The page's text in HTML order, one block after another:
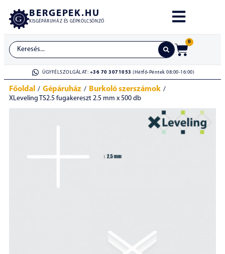
BERGEPEK.HU
KISGÉPÁRUHÁZ ÉS GÉPKÖLCSÖNZŐ
0
ÜGYFÉLSZOLGÁLAT: +36 70 3071053 (Hétfő-Péntek 08:00-16:00)
Főoldal / Gépáruház / Burkoló szerszámok /
XLeveling TS2.5 fugakereszt 2.5 mm x 500 db